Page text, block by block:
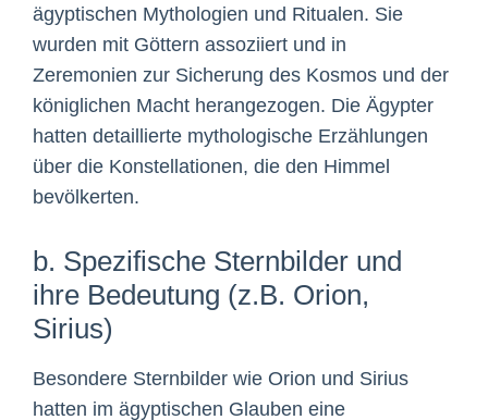
ägyptischen Mythologien und Ritualen. Sie
wurden mit Göttern assoziiert und in
Zeremonien zur Sicherung des Kosmos und der
königlichen Macht herangezogen. Die Ägypter
hatten detaillierte mythologische Erzählungen
über die Konstellationen, die den Himmel
bevölkerten.
b. Spezifische Sternbilder und
ihre Bedeutung (z.B. Orion,
Sirius)
Besondere Sternbilder wie Orion und Sirius
hatten im ägyptischen Glauben eine